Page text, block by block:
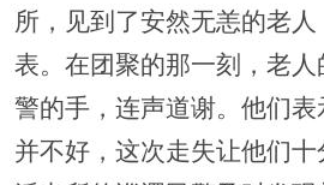
所，见到了安然无恙的老
表。在团聚的那一刻，老
警的手，连声道谢。他们
并不好，这次走失让他们